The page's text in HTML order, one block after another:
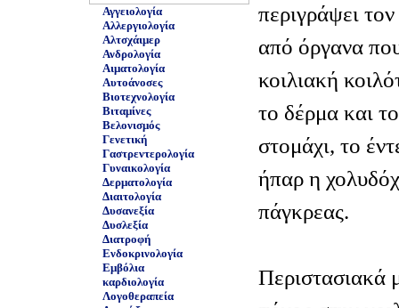
Αγγειολογία
Αλλεργιολογία
Αλτσχάιμερ
Ανδρολογία
Αιματολογία
Αυτοάνοσες
Βιοτεχνολογία
Βιταμίνες
Βελονισμός
Γενετική
Γαστρεντερολογία
Γυναικολογία
Δερματολογία
Διαιτολογία
Δυσανεξία
Δυσλεξία
Διατροφή
Ενδοκρινολογία
Εμβόλια
καρδιολογία
Λογοθεραπεία
περιγράψει
από όργανα
κοιλιακή
το δέρμα και
στομάχι, το
ήπαρ η
πάγκρεας.
Περιστασιακά